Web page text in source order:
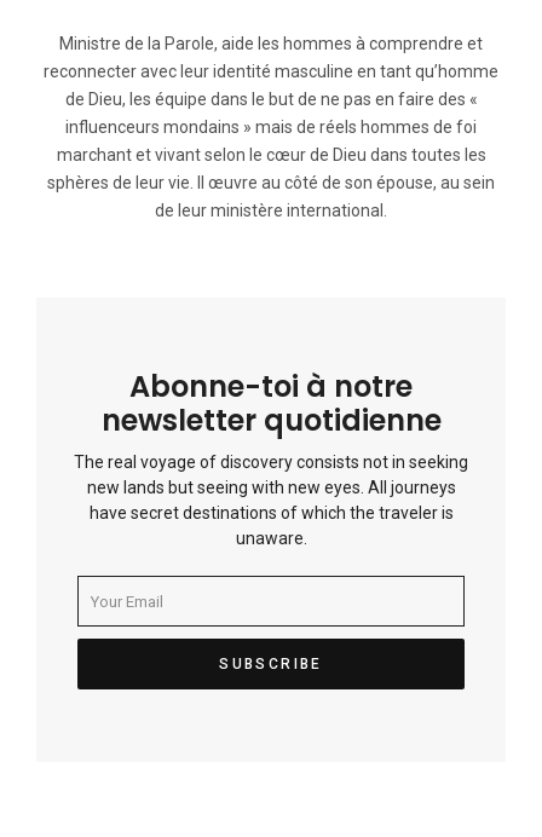
Ministre de la Parole, aide les hommes à comprendre et
reconnecter avec leur identité masculine en tant qu’homme
de Dieu, les équipe dans le but de ne pas en faire des «
influenceurs mondains » mais de réels hommes de foi
marchant et vivant selon le cœur de Dieu dans toutes les
sphères de leur vie. Il œuvre au côté de son épouse, au sein
de leur ministère international.
Abonne-toi à notre
newsletter quotidienne
The real voyage of discovery consists not in seeking
new lands but seeing with new eyes. All journeys
have secret destinations of which the traveler is
unaware.